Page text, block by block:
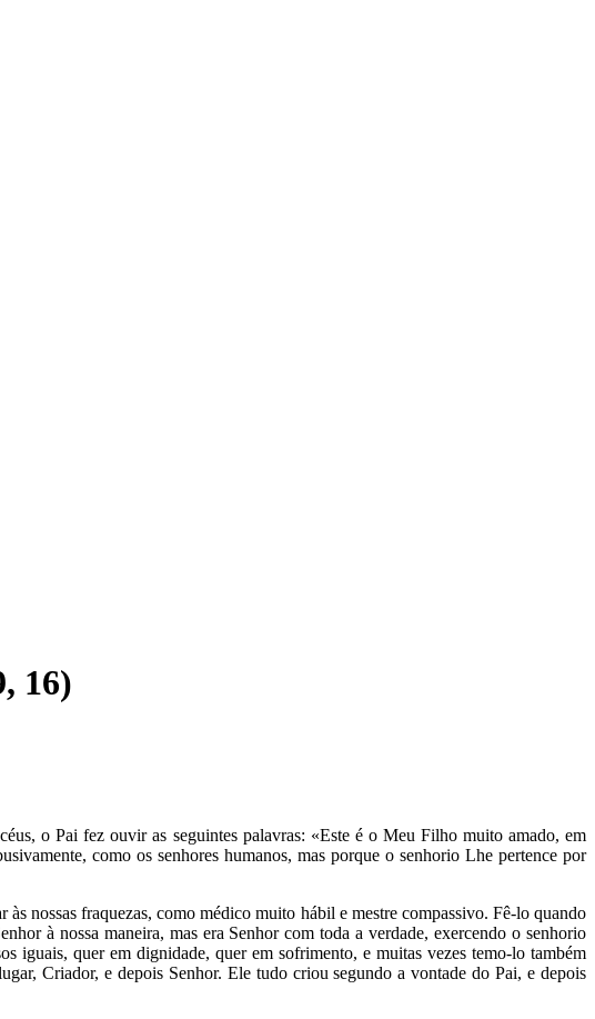
16)
o Pai fez ouvir as seguintes palavras: «Este é o Meu Filho muito amado, em
como os senhores humanos, mas porque o senhorio Lhe pertence por
nossas fraquezas, como médico muito hábil e mestre compassivo. Fê-lo quando
à nossa maneira, mas era Senhor com toda a verdade, exercendo o senhorio
iguais, quer em dignidade, quer em sofrimento, e muitas vezes temo-lo também
Criador, e depois Senhor. Ele tudo criou segundo a vontade do Pai, e depois